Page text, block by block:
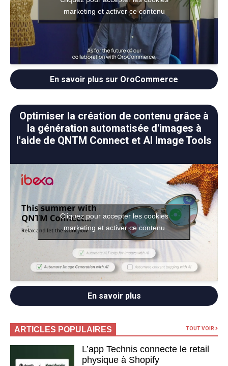
marketing et activer ce contenu
En savoir plus sur OroCommerce
Optimiser la création de contenu grâce à
la génération automatisée d'images à
l'aide de QNTM Connect et AI Image Tools
Cliquez pour accepter les cookies
marketing et activer ce contenu
En savoir plus
ARTICLES POPULAIRES TOUT VOIR
L’app Technis connecte le retail
physique à Shopify